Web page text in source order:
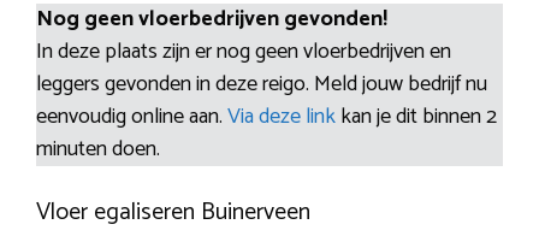
Nog geen vloerbedrijven gevonden!
In deze plaats zijn er nog geen vloerbedrijven en
leggers gevonden in deze reigo. Meld jouw bedrijf nu
eenvoudig online aan.Via deze linkkan je dit binnen 2
minuten doen.
Vloer egaliseren Buinerveen